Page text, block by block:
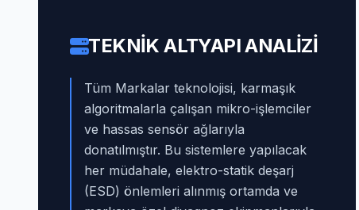
TEKNIK ALTYAPI ANALIZI
Tüm Markalar teknolojisi, karmaşık
algoritmalarla çalışan mikro-işlemciler
ve hassas sensör ağlarıyla
donatılmıştır. Bu sistemlere yapılacak
her müdahale, elektro-statik deşarj
(ESD) önlemleri alınmış ortamda ve